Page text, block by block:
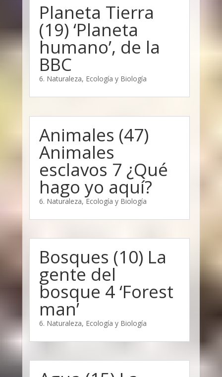
Planeta Tierra
(19) ‘Planeta
humano’, de la
BBC
6. Naturaleza, Ecología y Biología
Animales (47)
Animales
esclavos 7 ¿Qué
hago yo aquí?
6. Naturaleza, Ecología y Biología
Bosques (10) La
gente del
bosque 4 ‘Forest
man’
6. Naturaleza, Ecología y Biología